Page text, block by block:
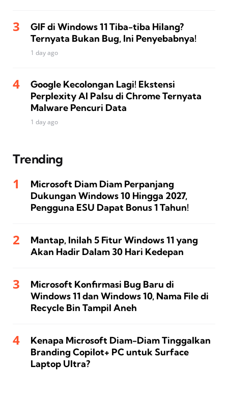
GIF di Windows 11 Tiba-tiba Hilang?
Ternyata Bukan Bug, Ini Penyebabnya!
1 day ago
Google Kecolongan Lagi! Ekstensi
Perplexity AI Palsu di Chrome Ternyata
Malware Pencuri Data
1 day ago
Trending
Microsoft Diam Diam Perpanjang
Dukungan Windows 10 Hingga 2027,
Pengguna ESU Dapat Bonus 1 Tahun!
Mantap, Inilah 5 Fitur Windows 11 yang
Akan Hadir Dalam 30 Hari Kedepan
Microsoft Konfirmasi Bug Baru di
Windows 11 dan Windows 10, Nama File di
Recycle Bin Tampil Aneh
Kenapa Microsoft Diam-Diam Tinggalkan
Branding Copilot+ PC untuk Surface
Laptop Ultra?